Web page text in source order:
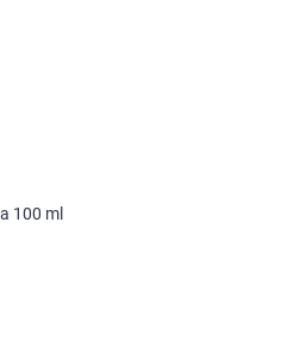
100 ml